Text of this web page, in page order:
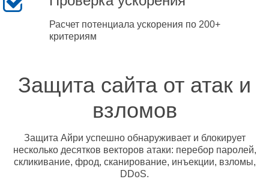
Расчет потенциала ускорения по 200+
критериям
Защита сайта от атак и
взломов
Защита Айри успешно обнаруживает и блокирует
несколько десятков векторов атаки: перебор паролей,
скликивание, фрод, сканирование, инъекции, взломы,
DDoS.